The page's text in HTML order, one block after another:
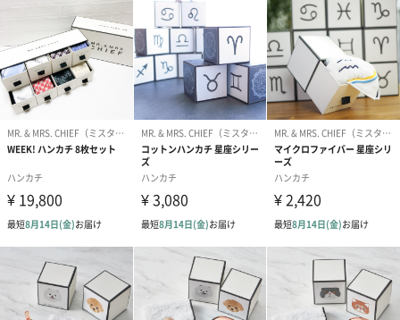
ボアと柄の組み合わせ
表はオリジナルのマイクロファイバーボアに猫ちゃんの刺繍が映
えます。
裏は浜松や播州の先染めの生地になっています。
タータンチェックやストライプなど、ボアと柄のありそうでなか
った組み合わせです。
「MR. & MRS. CHIEF（ミスターアンドミセスチーフ）」
人生のささやかな一瞬をともに